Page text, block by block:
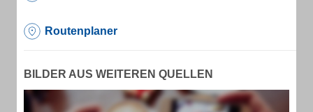
Routenplaner
BILDER AUS WEITEREN QUELLEN